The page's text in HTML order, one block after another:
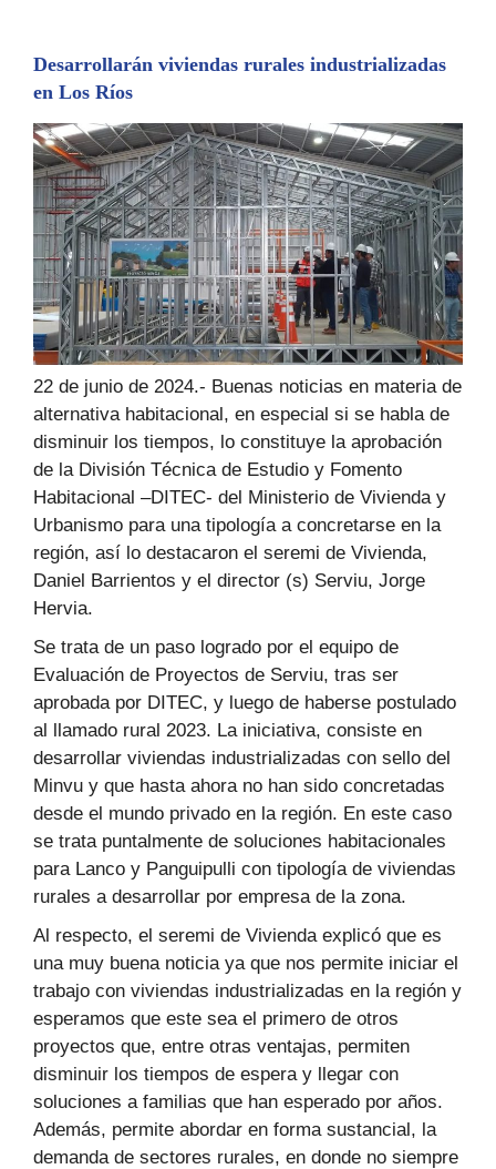
Desarrollarán viviendas rurales industrializadas
en Los Ríos
22 de junio de 2024.- Buenas noticias en materia de
alternativa habitacional, en especial si se habla de
disminuir los tiempos, lo constituye la aprobación
de la División Técnica de Estudio y Fomento
Habitacional –DITEC- del Ministerio de Vivienda y
Urbanismo para una tipología a concretarse en la
región, así lo destacaron el seremi de Vivienda,
Daniel Barrientos y el director (s) Serviu, Jorge
Hervia.
Se trata de un paso logrado por el equipo de
Evaluación de Proyectos de Serviu, tras ser
aprobada por DITEC, y luego de haberse postulado
al llamado rural 2023. La iniciativa, consiste en
desarrollar viviendas industrializadas con sello del
Minvu y que hasta ahora no han sido concretadas
desde el mundo privado en la región. En este caso
se trata puntalmente de soluciones habitacionales
para Lanco y Panguipulli con tipología de viviendas
rurales a desarrollar por empresa de la zona.
Al respecto, el seremi de Vivienda explicó que es
una muy buena noticia ya que nos permite iniciar el
trabajo con viviendas industrializadas en la región y
esperamos que este sea el primero de otros
proyectos que, entre otras ventajas, permiten
disminuir los tiempos de espera y llegar con
soluciones a familias que han esperado por años.
Además, permite abordar en forma sustancial, la
demanda de sectores rurales, en donde no siempre